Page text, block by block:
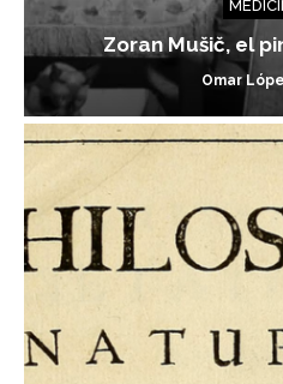
Zoran Mušič, el
Omar